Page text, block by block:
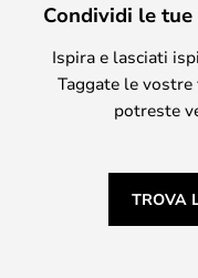
Condividi le
Ispira e lasciati
Taggate le vostre
potreste
TROVA